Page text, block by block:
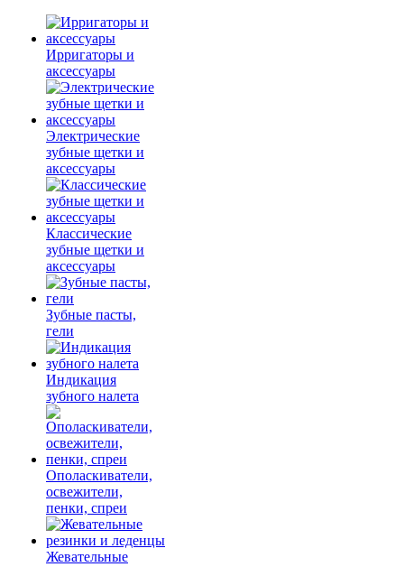
Ирригаторы и
аксессуары
Электрические
зубные щетки и
аксессуары
Классические
зубные щетки и
аксессуары
Зубные пасты,
гели
Индикация
зубного налета
Ополаскиватели,
освежители,
пенки, спреи
Жевательные